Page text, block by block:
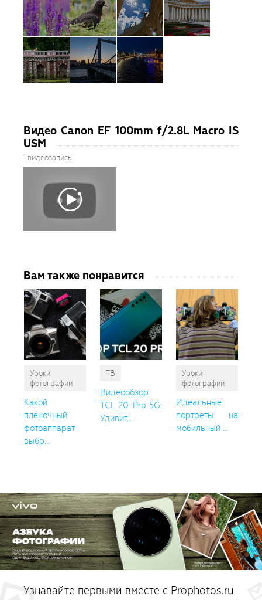
Видео Canon EF 100mm f/2.8L Macro IS
USM
1 видеозапись
Вам также понравится
Уроки
фотографии
Какой
плёночный
фотоаппарат
выбр...
ТВ
Видеообзор
TCL 20 Pro 5G:
Удивит...
Уроки
фотографии
Идеальные
портреты на
мобильный ...
Узнавайте первыми вместе с Prophotos.ru